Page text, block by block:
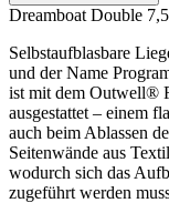
Dreamboat Double
Selbstaufblasbare
und der Name
ist mit dem Outwell®
ausgestattet – einem
auch beim Ablassen
Seitenwände aus
wodurch sich das
zugeführt werden